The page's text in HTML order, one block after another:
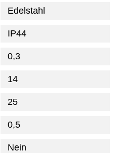
Edelstahl
IP44
0,3
14
25
0,5
Nein